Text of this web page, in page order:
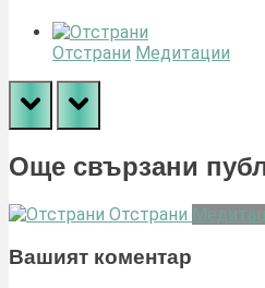
Отстрани Медитации
prev next
Още свързани
Отстрани
Вашият коментар